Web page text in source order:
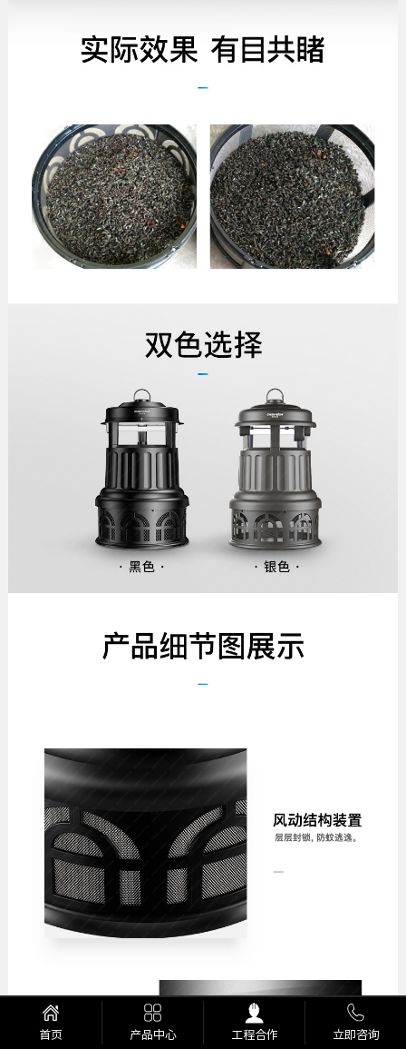
首页 产品中心 工程合作 立即咨询